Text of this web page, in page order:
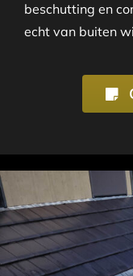
beschutting en
echt van buiten